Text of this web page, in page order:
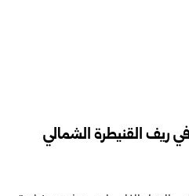
في ريف القنيطرة الشمالي